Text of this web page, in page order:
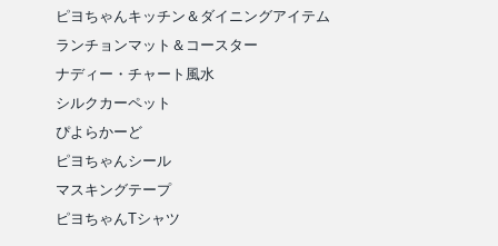
ピヨちゃんキッチン＆ダイニングアイテム
ランチョンマット＆コースター
ナディー・チャート風水
シルクカーペット
ぴよらかーど
ピヨちゃんシール
マスキングテープ
ピヨちゃんTシャツ